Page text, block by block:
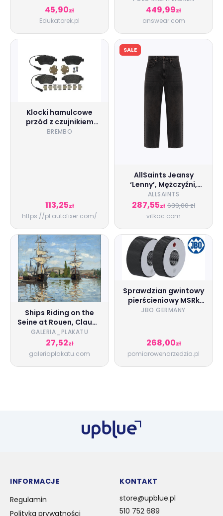
45,90zł
Edukatorek.pl
449,99zł
answear.com
Klocki hamulcowe
przód z czujnikiem
CITROËN NEMO BREMBO
BREMBO
113,25zł
https://pl.autofixer.com/
SALE
AllSaints Jeansy
‘Lenny’, Mężczyźni,
Czarny
ALLSAINTS
287,55zł 639,00 zł
vitkac.com
Ships Riding on the
Seine at Rouen, Claude
Monet - plakat
Wymiar do wyboru:
50x40 cm
GALERIA_PLAKATU
27,52zł
galeriaplakatu.com
Sprawdzian gwintowy
pierścieniowy MSRk
M8x1,0 6g NO GO JBO
JBO GERMANY
268,00zł
pomiarowenarzedzia.pl
INFORMACJE
Regulamin
Polityka prywatności
KONTAKT
store@upblue.pl
510 752 689